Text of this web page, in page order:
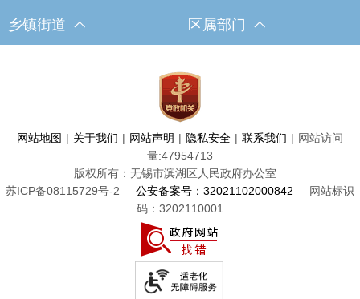
乡镇街道 区属部门
网站地图 | 关于我们 | 网站声明 | 隐私安全 | 联系我们 | 网站访问
量:47954713
版权所有：无锡市滨湖区人民政府办公室
苏ICP备08115729号-2
公安备案号：32021102000842
网站标识
码：3202110001